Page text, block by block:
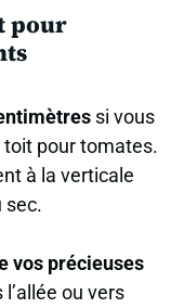
pour
si vous
pour tomates.
à la verticale
sec.
vos précieuses
ou vers